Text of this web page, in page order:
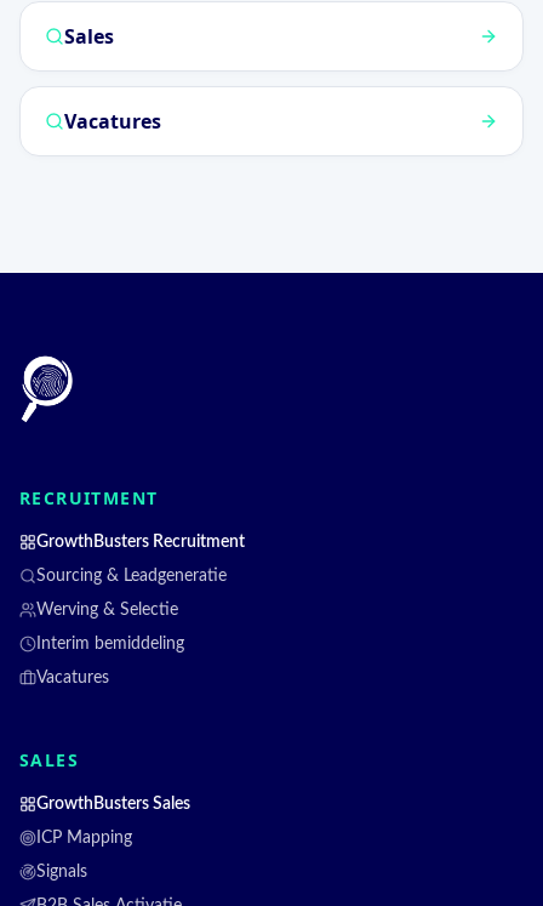
Sales
Vacatures
RECRUITMENT
GrowthBusters Recruitment
Sourcing & Leadgeneratie
Werving & Selectie
Interim bemiddeling
Vacatures
SALES
GrowthBusters Sales
ICP Mapping
Signals